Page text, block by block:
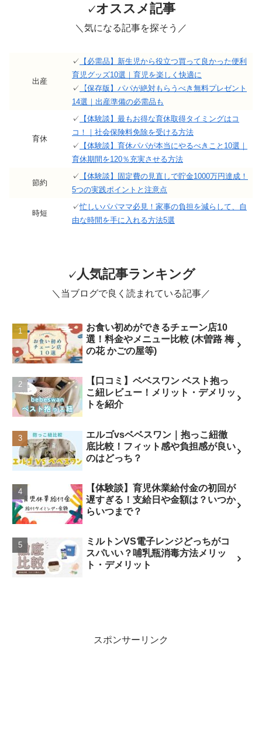
✓オススメ記事
＼気になる記事を探そう／
出産
✓ 【必需品】新生児から役立つ買って良かった便利
育児グッズ10選｜育児を楽しく快適に
✓ 【保存版】パパが絶対もらうべき無料プレゼント
14選｜出産準備の必需品も
育休
✓ 【体験談】最もお得な育休取得タイミングはコ
コ！｜社会保険料免除を受ける方法
✓ 【体験談】育休パパが本当にやるべきこと10選｜
育休期間を120％充実させる方法
節約
✓ 【体験談】固定費の見直しで貯金1000万円達成！
5つの実践ポイントと注意点
時短
✓忙しいパパママ必見！家事の負担を減らして、自
由な時間を手に入れる方法5選
✓人気記事ランキング
＼当ブログで良く読まれている記事／
お食い初めができるチェーン店10
選！料金やメニュー比較 (木曽路 梅
の花 かごの屋等)
【口コミ】ベベスワン ベスト抱っ
こ紐レビュー！メリット・デメリッ
トを紹介
エルゴvsベベスワン｜抱っこ紐徹
底比較！フィット感や負担感が良い
のはどっち？
【体験談】育児休業給付金の初回が
遅すぎる！支給日や金額は？いつか
らいつまで？
ミルトンVS電子レンジどっちがコ
スパいい？哺乳瓶消毒方法メリッ
ト・デメリット
スポンサーリンク